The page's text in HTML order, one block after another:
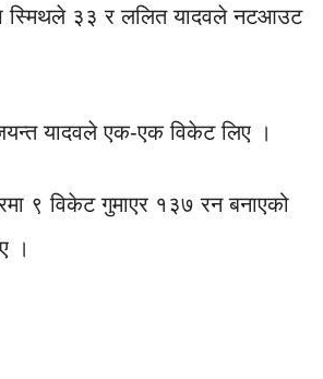
स्मिथले ३३ र ललित यादवले नटआउट
जयन्त यादवले एक-एक विकेट लिए ।
९ विकेट गुमाएर १३७ रन बनाएको
।